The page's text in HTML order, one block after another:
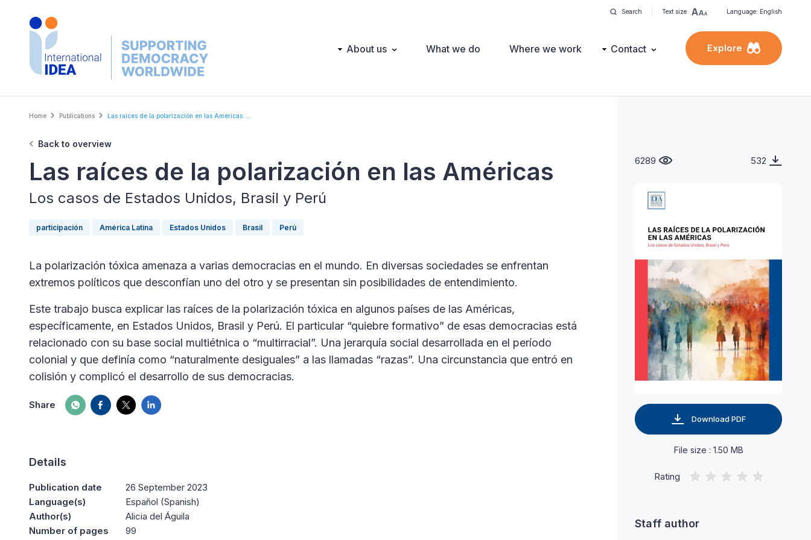
Search Text size Language: English
Main About us What we do Where we work Contact Explore
Breadcrumb
Home Publications Las raíces de la polarización en las Américas: ...
Back to overview
Las raíces de la polarización en las Américas
Los casos de Estados Unidos, Brasil y Perú
participación América Latina Estados Unidos Brasil Perú
La polarización tóxica amenaza a varias democracias en el mundo. En diversas sociedades se enfrentan
extremos políticos que desconfían uno del otro y se presentan sin posibilidades de entendimiento.
Este trabajo busca explicar las raíces de la polarización tóxica en algunos países de las Américas,
específicamente, en Estados Unidos, Brasil y Perú. El particular “quiebre formativo” de esas democracias está
relacionado con su base social multiétnica o “multirracial”. Una jerarquía social desarrollada en el período
colonial y que definía como “naturalmente desiguales” a las llamadas “razas”. Una circunstancia que entró en
colisión y complicó el desarrollo de sus democracias.
Share
Details
Publication date
26 September 2023
Language(s)
Español (Spanish)
Author(s)
Alicia del Águila
Number of pages
99
6289 532
Download PDF
File size : 1.50 MB
Rating
Staff author